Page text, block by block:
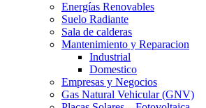
Energías Renovables
Suelo Radiante
Sala de calderas
Mantenimiento y Reparacion
Industrial
Domestico
Empresas y Negocios
Gas Natural Vehicular (GNV)